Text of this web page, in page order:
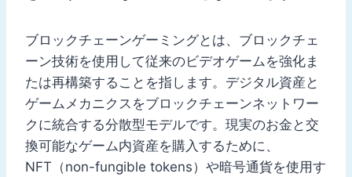
ブロックチェーンゲーミングとは、ブロックチェ
ーン技術を使用して従来のビデオゲームを強化ま
たは再構築することを指します。デジタル資産と
ゲームメカニクスをブロックチェーンネットワー
クに統合する分散型モデルです。現実のお金と交
換可能なゲーム内資産を購入するために、
NFT（non-fungible tokens）や暗号通貨を使用す